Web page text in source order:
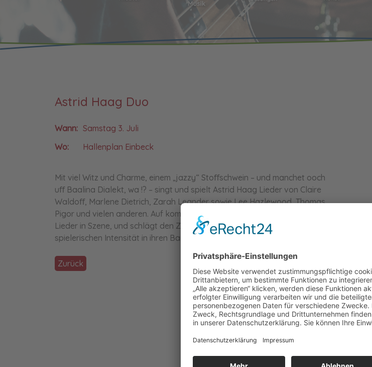
Astrid Haag Duo
Wann: Samstag 3. Juli
Wo:
Hallenplan Einbeck
Mit viel Witz und Charme, einem „jazzy“ Stoﬀschwein – und manchet ooch
uﬀ Baalina Dialekt, wa !? – singt und spielt Astrid Haag Lieder von Claire
Waldoﬀ, Marlene Dietrich, Zarah Leander sowie Lee Hazlewood, Thomas
Pigor und vielen anderen. Auf komisch-skurrile Weise setzt Astrid Haag die
Lieder in Szene, und schlägt den Zuschauer mit ihrer Stimme und ihrer
spielerischen Intensität in ihren Bann.
Zurück